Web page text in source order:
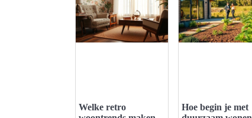
Welke retro
Hoe begin je met